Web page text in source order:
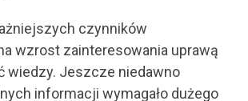
czynników
wzrost zainteresowania uprawą
wiedzy. Jeszcze niedawno
informacji wymagało dużego